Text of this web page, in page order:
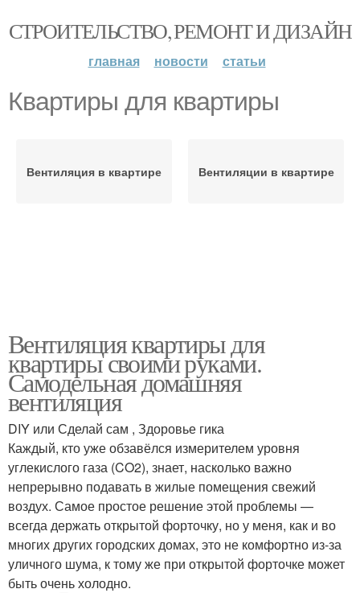
СТРОИТЕЛЬСТВО, РЕМОНТ И ДИЗАЙН
главная новости статьи
Квартиры для квартиры
Вентиляция в квартире Вентиляции в квартире
Вентиляция квартиры для
квартиры своими руками.
Самодельная домашняя
вентиляция
DIY или Сделай сам , Здоровье гика
Каждый, кто уже обзавёлся измерителем уровня
углекислого газа (CO2), знает, насколько важно
непрерывно подавать в жилые помещения свежий
воздух. Самое простое решение этой проблемы —
всегда держать открытой форточку, но у меня, как и во
многих других городских домах, это не комфортно из-за
уличного шума, к тому же при открытой форточке может
быть очень холодно.